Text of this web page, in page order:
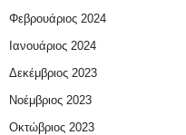
Φεβρουάριος 2024
Ιανουάριος 2024
Δεκέμβριος 2023
Νοέμβριος 2023
Οκτώβριος 2023